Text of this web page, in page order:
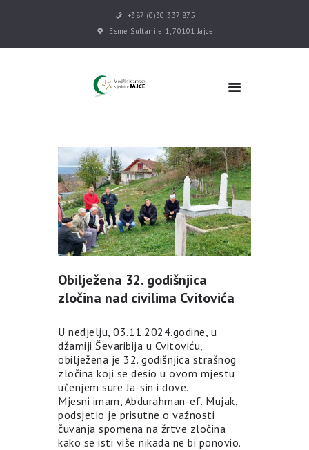
+387 (0)30 337 875
Esme Sultanije 1, 70101 Jajce
POČETNA
DŽEMATI
MEKTEB
ASOCIJACIJE
USLUGE
MULTIMEDIJA
KONTAKT
DONACIJE
Obilježena 32. godišnjica
zločina nad civilima Cvitovića
U nedjelju, 03.11.2024.godine, u
džamiji Ševaribija u Cvitoviću,
obilježena je 32. godišnjica strašnog
zločina koji se desio u ovom mjestu
učenjem sure Ja-sin i dove.
Mjesni imam, Abdurahman-ef. Mujak,
podsjetio je prisutne o važnosti
čuvanja spomena na žrtve zločina
kako se isti više nikada ne bi ponovio.